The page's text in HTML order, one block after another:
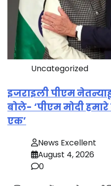
Uncategorized
इजराइली पीएम
बोले- ‘पीएम मोदी
एक’
News Excellent
August 4, 2026
0